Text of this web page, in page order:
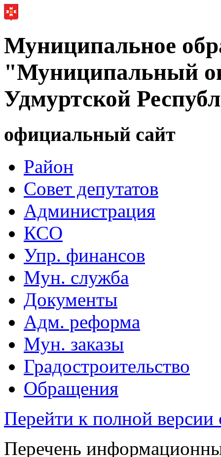
Муниципальное
"Муниципальный
Удмуртской
официальный сайт
Район
Совет депутатов
Администрация
КСО
Упр. финансов
Мун. служба
Документы
Адм. реформа
Мун. заказы
Градостроительство
Обращения
Перейти к полной версии
Перечень